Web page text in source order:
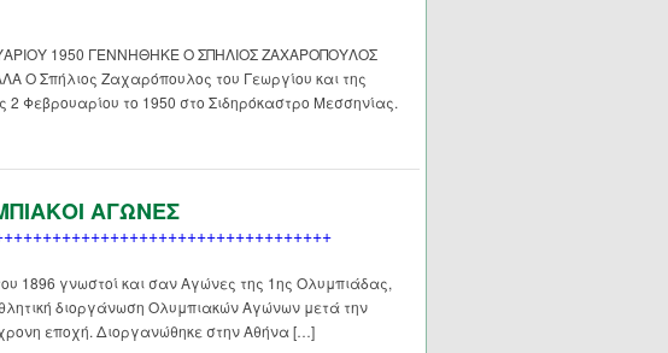
1950 ΓΕΝΝΗΘΗΚΕ Ο ΣΠΗΛΙΟΣ ΖΑΧΑΡΟΠΟΥΛΟΣ
Ο Σπήλιος Ζαχαρόπουλος του Γεωργίου και της
2 Φεβρουαρίου το 1950 στο Σιδηρόκαστρο Μεσσηνίας.
ΑΓΩΝΕΣ
1896 γνωστοί και σαν Αγώνες της 1ης Ολυμπιάδας,
διοργάνωση Ολυμπιακών Αγώνων μετά την
εποχή. Διοργανώθηκε στην Αθήνα […]